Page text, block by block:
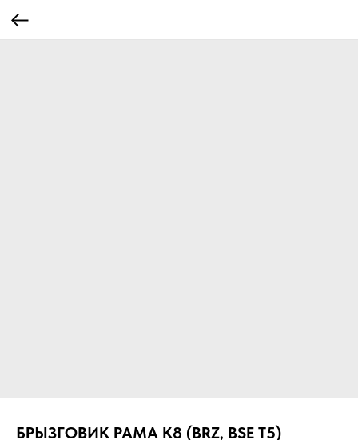
БРЫЗГОВИК РАМА K8 (BRZ, BSE T5)